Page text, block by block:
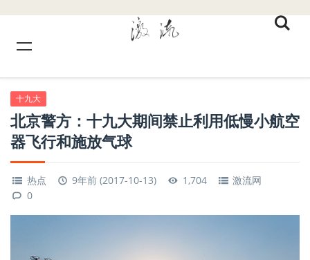
十九大
北京警方：十九大期间禁止利用低慢小航空
器飞行和施放气球
热点 9年前 (2017-10-13) 1,704
激流网
0